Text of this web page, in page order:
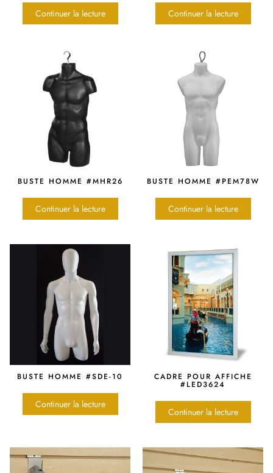
Continuer la lecture Continuer la lecture
BUSTE HOMME #MHR26
Continuer la lecture
BUSTE HOMME #PEM78W
Continuer la lecture
BUSTE HOMME #SDE-10
Continuer la lecture
CADRE POUR AFFICHE
#LED3624
Continuer la lecture